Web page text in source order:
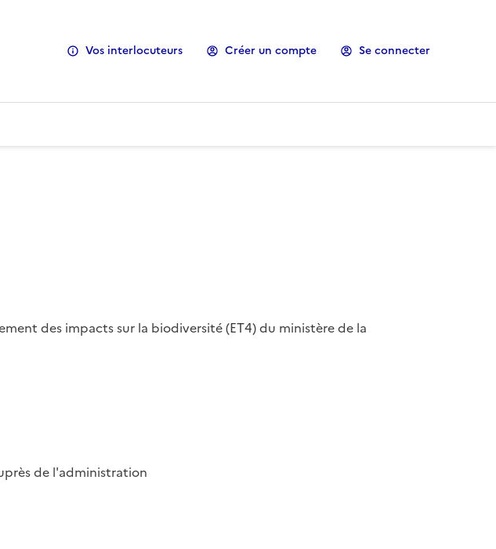
Vos interlocuteurs Créer un compte Se connecter
des impacts sur la biodiversité (ET4) du ministère de la
de l'administration